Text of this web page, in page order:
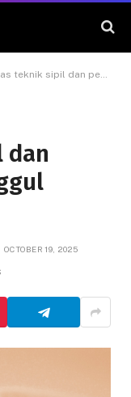
sipil dan perencanaan uii Unggul Berinovasi
OCTOBER 19, 2025